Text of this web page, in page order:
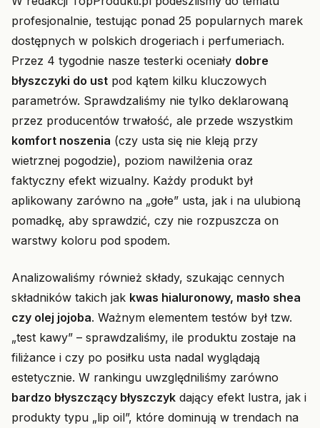
profesjonalnie, testując ponad 25 popularnych marek
dostępnych w polskich drogeriach i perfumeriach.
Przez 4 tygodnie nasze testerki oceniały dobre
błyszczyki do ust pod kątem kilku kluczowych
parametrów. Sprawdzaliśmy nie tylko deklarowaną
przez producentów trwałość, ale przede wszystkim
komfort noszenia (czy usta się nie kleją przy
wietrznej pogodzie), poziom nawilżenia oraz
faktyczny efekt wizualny. Każdy produkt był
aplikowany zarówno na „gołe” usta, jak i na ulubioną
pomadkę, aby sprawdzić, czy nie rozpuszcza on
warstwy koloru pod spodem.
Analizowaliśmy również składy, szukając cennych
składników takich jak kwas hialuronowy, masło shea
czy olej jojoba. Ważnym elementem testów był tzw.
„test kawy” – sprawdzaliśmy, ile produktu zostaje na
filiżance i czy po posiłku usta nadal wyglądają
estetycznie. W rankingu uwzględniliśmy zarówno
bardzo błyszczący błyszczyk dający efekt lustra, jak i
produkty typu „lip oil”, które dominują w trendach na